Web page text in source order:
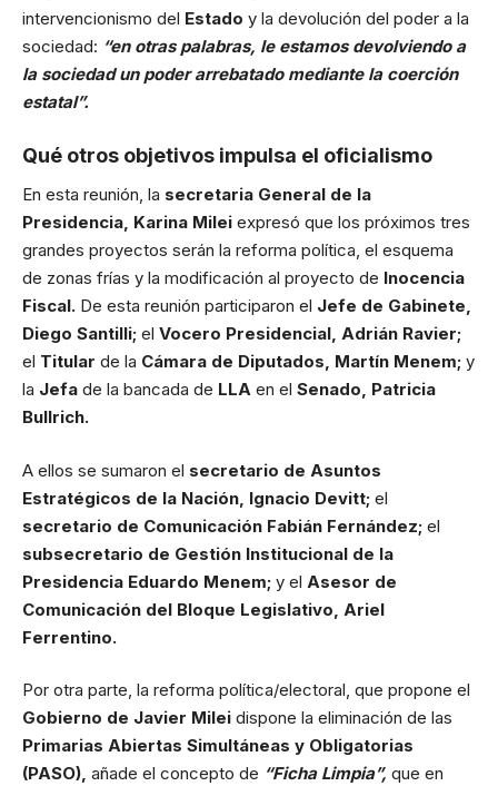
intervencionismo del Estado y la devolución del poder a la
sociedad: “en otras palabras, le estamos devolviendo a
la sociedad un poder arrebatado mediante la coerción
estatal”.
Qué otros objetivos impulsa el oficialismo
En esta reunión, la secretaria General de la
Presidencia, Karina Milei expresó que los próximos tres
grandes proyectos serán la reforma política, el esquema
de zonas frías y la modificación al proyecto de Inocencia
Fiscal. De esta reunión participaron el Jefe de Gabinete,
Diego Santilli; el Vocero Presidencial, Adrián Ravier;
el Titular de la Cámara de Diputados, Martín Menem; y
la Jefa de la bancada de LLA en el Senado, Patricia
Bullrich.
A ellos se sumaron el secretario de Asuntos
Estratégicos de la Nación, Ignacio Devitt; el
secretario de Comunicación Fabián Fernández; el
subsecretario de Gestión Institucional de la
Presidencia Eduardo Menem; y el Asesor de
Comunicación del Bloque Legislativo, Ariel
Ferrentino.
Por otra parte, la reforma política/electoral, que propone el
Gobierno de Javier Milei dispone la eliminación de las
Primarias Abiertas Simultáneas y Obligatorias
(PASO), añade el concepto de “Ficha Limpia”, que en